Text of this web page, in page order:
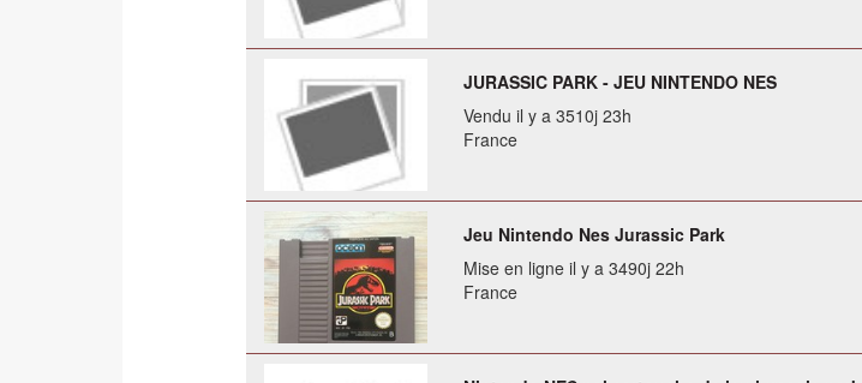
JURASSIC PARK - JEU NINTENDO NES
Vendu il y a 3510j 23h
France
Jeu Nintendo Nes Jurassic Park
Mise en ligne il y a 3490j 22h
France